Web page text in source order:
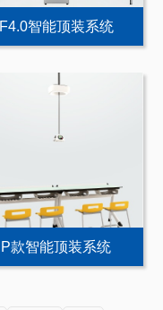
F4.0智能顶装系统
P款智能顶装系统